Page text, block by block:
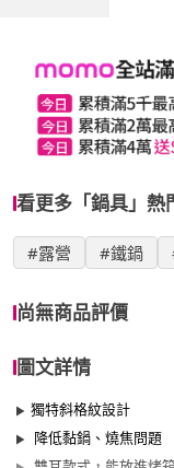
看更多「鍋具」熱
#露營 #鐵鍋
尚無商品評價
圖文詳情
獨特斜格紋設計
降低黏鍋、燒焦問題